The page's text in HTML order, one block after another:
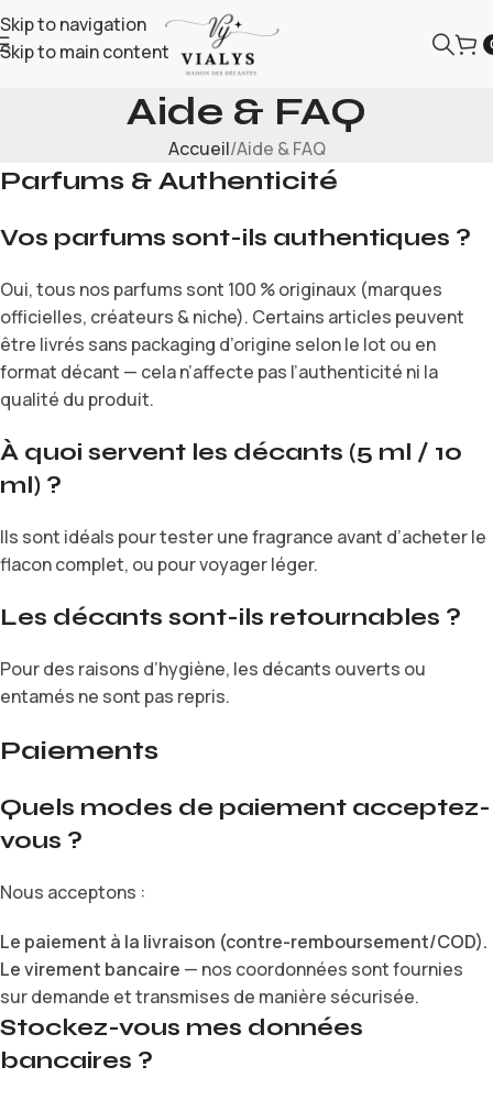
Skip to navigation
Skip to main content
Aide & FAQ
Accueil Aide & FAQ
Parfums & Authenticité
Vos parfums sont-ils authentiques ?
Oui, tous nos parfums sont 100 % originaux (marques
officielles, créateurs & niche). Certains articles peuvent
être livrés sans packaging d’origine selon le lot ou en
format décant — cela n’affecte pas l’authenticité ni la
qualité du produit.
À quoi servent les décants (5 ml / 10
ml) ?
Ils sont idéals pour tester une fragrance avant d’acheter le
flacon complet, ou pour voyager léger.
Les décants sont-ils retournables ?
Pour des raisons d’hygiène, les décants ouverts ou
entamés ne sont pas repris.
Paiements
Quels modes de paiement acceptez-
vous ?
Nous acceptons :
Le paiement à la livraison (contre-remboursement/COD).
Le virement bancaire — nos coordonnées sont fournies
sur demande et transmises de manière sécurisée.
Stockez-vous mes données
bancaires ?